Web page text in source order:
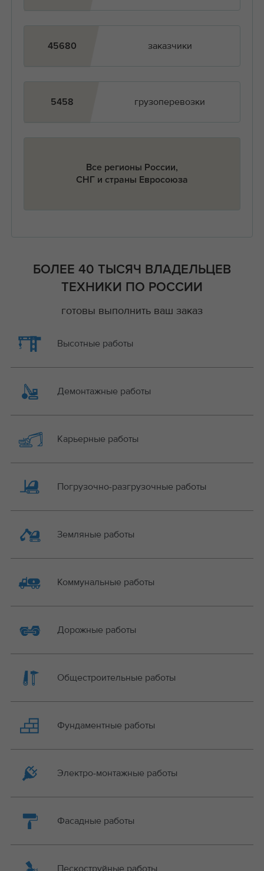
45680 заказчики
5458 грузоперевозки
Все регионы России,
СНГ и страны Евросоюза
БОЛЕЕ 40 ТЫСЯЧ ВЛАДЕЛЬЦЕВ
ТЕХНИКИ ПО РОССИИ
готовы выполнить ваш заказ
Высотные работы
Демонтажные работы
Карьерные работы
Погрузочно-разгрузочные работы
Земляные работы
Коммунальные работы
Дорожные работы
Общестроительные работы
Фундаментные работы
Электро-монтажные работы
Фасадные работы